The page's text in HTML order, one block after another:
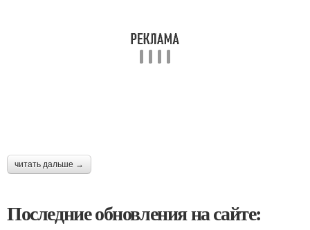
читать дальше →
Последние обновления на сайте: